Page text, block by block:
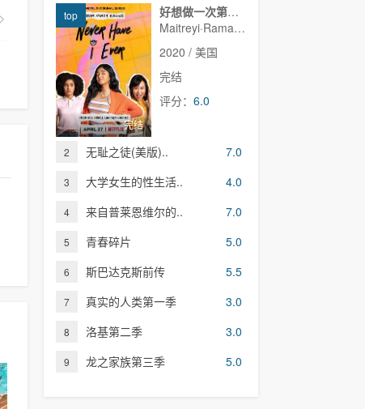
完结
top
好想做一次第一季
Maitreyi·Ramakrishnan,普娜·贾甘纳坦,李·罗德里格斯,Richa·Moorjani,Martin·Martinez,Benjamin·Norris,亚当·沙皮罗,雷蒙娜·杨,Christina·Kartchner,Jaren·Lewison,Jack·Seavor·McDonald,Darren·Barnet,Dino·Petrera,Aitana·Rinab,Hanna·S
2020 / 美国
完结
评分： 6.0
2 无耻之徒(美版).. 7.0
3 大学女生的性生活.. 4.0
4 来自普莱恩维尔的.. 7.0
5 青春碎片 5.0
6 斯巴达克斯前传 5.5
7 真实的人类第一季 3.0
8 洛基第二季 3.0
9 龙之家族第三季 5.0